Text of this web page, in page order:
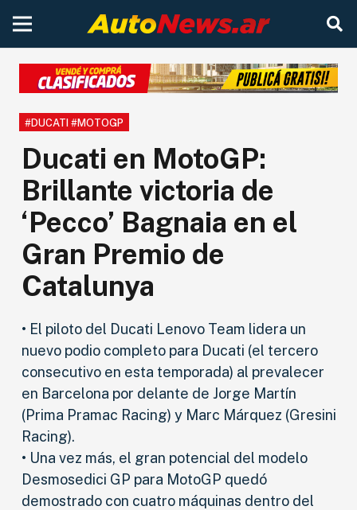
#DUCATI #MOTOGP
Ducati en MotoGP:
Brillante victoria de
‘Pecco’ Bagnaia en el
Gran Premio de
Catalunya
• El piloto del Ducati Lenovo Team lidera un
nuevo podio completo para Ducati (el tercero
consecutivo en esta temporada) al prevalecer
en Barcelona por delante de Jorge Martín
(Prima Pramac Racing) y Marc Márquez (Gresini
Racing).
• Una vez más, el gran potencial del modelo
Desmosedici GP para MotoGP quedó
demostrado con cuatro máquinas dentro del